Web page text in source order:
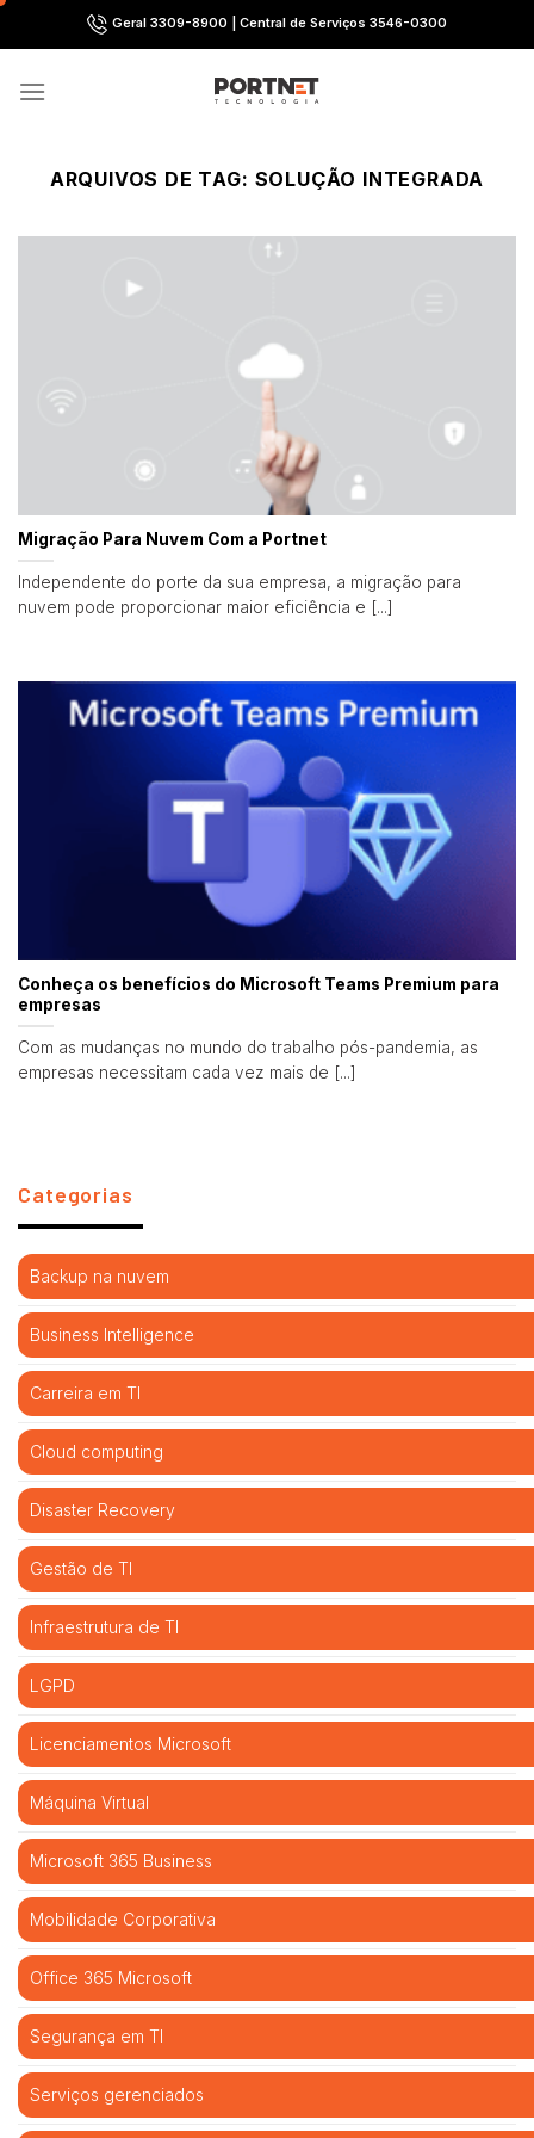
Skip
to
Geral 3309-8900 | Central de Serviços 3546-0300
ARQUIVOS DE TAG: SOLUÇÃO INTEGRADA
Migração Para Nuvem Com a Portnet
Independente do porte da sua empresa, a migração para
nuvem pode proporcionar maior eficiência e [...]
Conheça os benefícios do Microsoft Teams Premium para
empresas
Com as mudanças no mundo do trabalho pós-pandemia, as
empresas necessitam cada vez mais de [...]
Categorias
Backup na nuvem
Business Intelligence
Carreira em TI
Cloud computing
Disaster Recovery
Gestão de TI
Infraestrutura de TI
LGPD
Licenciamentos Microsoft
Máquina Virtual
Microsoft 365 Business
Mobilidade Corporativa
Office 365 Microsoft
Segurança em TI
Serviços gerenciados